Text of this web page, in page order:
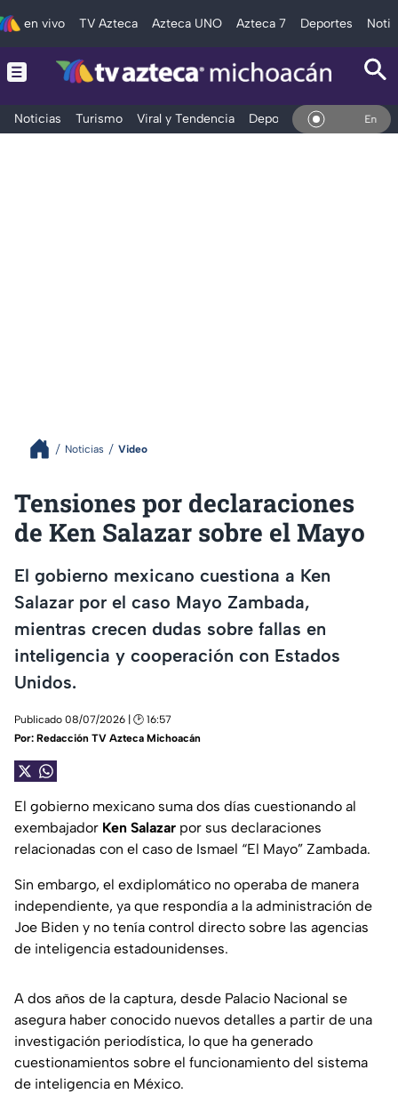
en vivo TV Azteca Azteca UNO Azteca 7 Deportes
Noticias Turismo Viral y Tendencia Deportes Espectáculos
En Vivo
Noticias Video
Tensiones por declaraciones
de Ken Salazar sobre el Mayo
El gobierno mexicano cuestiona a Ken
Salazar por el caso Mayo Zambada,
mientras crecen dudas sobre fallas en
inteligencia y cooperación con Estados
Unidos.
Publicado 08/07/2026 | 🕑 16:57
Por: Redacción TV Azteca Michoacán
El gobierno mexicano suma dos días cuestionando al
exembajador Ken Salazar por sus declaraciones
relacionadas con el caso de Ismael “El Mayo” Zambada.
Sin embargo, el exdiplomático no operaba de manera
independiente, ya que respondía a la administración de
Joe Biden y no tenía control directo sobre las agencias
de inteligencia estadounidenses.
A dos años de la captura, desde Palacio Nacional se
asegura haber conocido nuevos detalles a partir de una
investigación periodística, lo que ha generado
cuestionamientos sobre el funcionamiento del sistema
de inteligencia en México.